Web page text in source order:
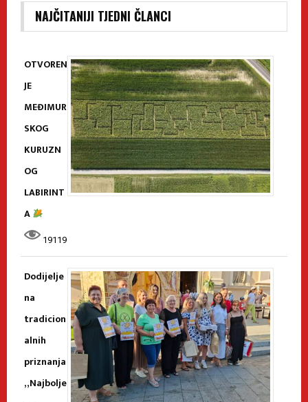
NAJČITANIJI TJEDNI ČLANCI
OTVOREN
JE
MEĐIMUR
SKOG
KURUZN
OG
LABIRINT
A
19119
Dodijelje
na
tradicion
alnih
priznanja
„Najbolje